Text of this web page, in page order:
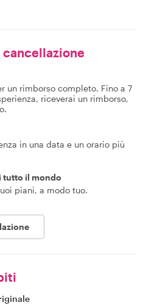
un rimborso completo. Fino a 7
riceverai un rimborso,
in una data e un orario più
tutto il mondo
piani, a modo tuo.